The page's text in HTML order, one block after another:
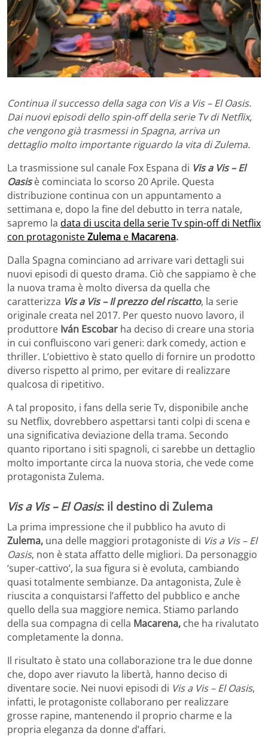
Continua il successo della saga con Vis a Vis – El Oasis.
Dai nuovi episodi dello spin-off della serie Tv di Netflix,
che vengono già trasmessi in Spagna, arriva un
dettaglio molto importante riguardo la vita di Zulema.
La trasmissione sul canale Fox Espana di Vis a Vis – El
Oasis è cominciata lo scorso 20 Aprile. Questa
distribuzione continua con un appuntamento a
settimana e, dopo la fine del debutto in terra natale,
sapremo la data di uscita della serie Tv spin-off di Netflix
con protagonisteZulema e Macarena.
Dalla Spagna cominciano ad arrivare vari dettagli sui
nuovi episodi di questo drama. Ciò che sappiamo è che
la nuova trama è molto diversa da quella che
caratterizza Vis a Vis – Il prezzo del riscatto, la serie
originale creata nel 2017. Per questo nuovo lavoro, il
produttore Iván Escobar ha deciso di creare una storia
in cui confluiscono vari generi: dark comedy, action e
thriller. L’obiettivo è stato quello di fornire un prodotto
diverso rispetto al primo, per evitare di realizzare
qualcosa di ripetitivo.
A tal proposito, i fans della serie Tv, disponibile anche
su Netflix, dovrebbero aspettarsi tanti colpi di scena e
una significativa deviazione della trama. Secondo
quanto riportano i siti spagnoli, ci sarebbe un dettaglio
molto importante circa la nuova storia, che vede come
protagonista Zulema.
Vis a Vis – El Oasis: il destino di Zulema
La prima impressione che il pubblico ha avuto di
Zulema, una delle maggiori protagoniste di Vis a Vis – El
Oasis, non è stata affatto delle migliori. Da personaggio
‘super-cattivo’, la sua figura si è evoluta, cambiando
quasi totalmente sembianze. Da antagonista, Zule è
riuscita a conquistarsi l’affetto del pubblico e anche
quello della sua maggiore nemica. Stiamo parlando
della sua compagna di cella Macarena, che ha rivalutato
completamente la donna.
Il risultato è stato una collaborazione tra le due donne
che, dopo aver riavuto la libertà, hanno deciso di
diventare socie. Nei nuovi episodi di Vis a Vis – El Oasis,
infatti, le protagoniste collaborano per realizzare
grosse rapine, mantenendo il proprio charme e la
propria eleganza da donne d’affari.